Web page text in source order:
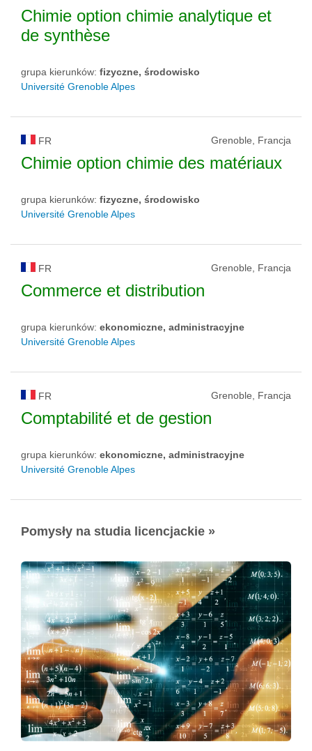
Chimie option chimie analytique et
de synthèse
grupa kierunków: fizyczne, środowisko
Université Grenoble Alpes
FR Grenoble, Francja
Chimie option chimie des matériaux
grupa kierunków: fizyczne, środowisko
Université Grenoble Alpes
FR Grenoble, Francja
Commerce et distribution
grupa kierunków: ekonomiczne, administracyjne
Université Grenoble Alpes
FR Grenoble, Francja
Comptabilité et de gestion
grupa kierunków: ekonomiczne, administracyjne
Université Grenoble Alpes
Pomysły na studia licencjackie »